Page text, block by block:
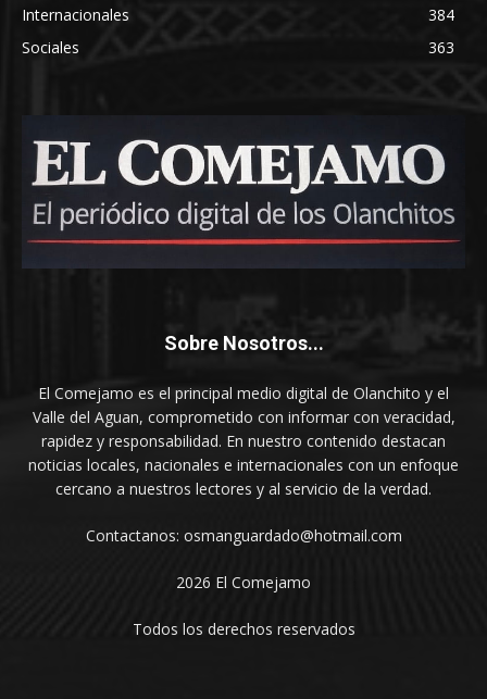
Internacionales
384
Sociales
363
Sobre Nosotros...
El Comejamo es el principal medio digital de Olanchito y el
Valle del Aguan, comprometido con informar con veracidad,
rapidez y responsabilidad. En nuestro contenido destacan
noticias locales, nacionales e internacionales con un enfoque
cercano a nuestros lectores y al servicio de la verdad.
Contactanos: osmanguardado@hotmail.com
2026 El Comejamo
Todos los derechos reservados